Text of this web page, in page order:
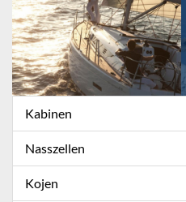
Kabinen
Nasszellen
Kojen